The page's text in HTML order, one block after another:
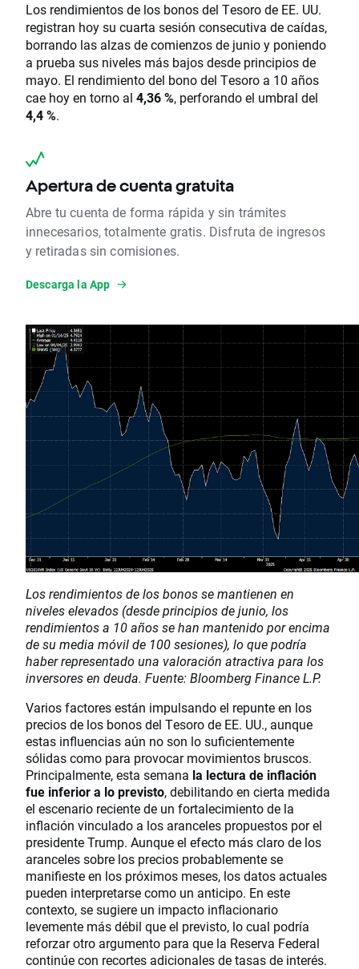
Los rendimientos de los bonos del Tesoro de EE. UU.
registran hoy su cuarta sesión consecutiva de caídas,
borrando las alzas de comienzos de junio y poniendo
a prueba sus niveles más bajos desde principios de
mayo. El rendimiento del bono del Tesoro a 10 años
cae hoy en torno al 4,36 %, perforando el umbral del
4,4 %.
Apertura de cuenta gratuita
Abre tu cuenta de forma rápida y sin trámites
innecesarios, totalmente gratis. Disfruta de ingresos
y retiradas sin comisiones.
Descarga la App
Los rendimientos de los bonos se mantienen en
niveles elevados (desde principios de junio, los
rendimientos a 10 años se han mantenido por encima
de su media móvil de 100 sesiones), lo que podría
haber representado una valoración atractiva para los
inversores en deuda. Fuente: Bloomberg Finance L.P.
Varios factores están impulsando el repunte en los
precios de los bonos del Tesoro de EE. UU., aunque
estas influencias aún no son lo suficientemente
sólidas como para provocar movimientos bruscos.
Principalmente, esta semana la lectura de inflación
fue inferior a lo previsto, debilitando en cierta medida
el escenario reciente de un fortalecimiento de la
inflación vinculado a los aranceles propuestos por el
presidente Trump. Aunque el efecto más claro de los
aranceles sobre los precios probablemente se
manifieste en los próximos meses, los datos actuales
pueden interpretarse como un anticipo. En este
contexto, se sugiere un impacto inflacionario
levemente más débil que el previsto, lo cual podría
reforzar otro argumento para que la Reserva Federal
continúe con recortes adicionales de tasas de interés.